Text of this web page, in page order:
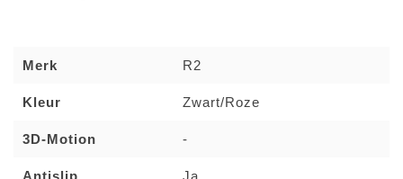
Merk R2
Kleur Zwart/Roze
3D-Motion -